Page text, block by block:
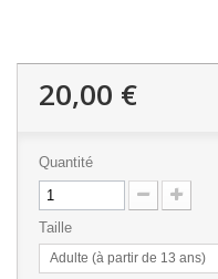
20,00 €
Quantité
Taille
Adulte (à partir de 13 ans)